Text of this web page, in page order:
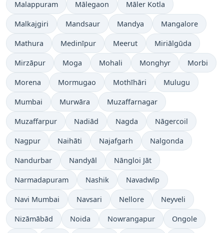
Malappuram Mālegaon Māler Kotla
Malkajgiri Mandsaur Mandya Mangalore
Mathura Medinīpur Meerut Miriālgūda
Mirzāpur Moga Mohali Monghyr Morbi
Morena Mormugao Mothīhāri Mulugu
Mumbai Murwāra Muzaffarnagar
Muzaffarpur Nadiād Nagda Nāgercoil
Nagpur Naihāti Najafgarh Nalgonda
Nandurbar Nandyāl Nāngloi Jāt
Narmadapuram Nashik Navadwīp
Navi Mumbai Navsari Nellore Neyveli
Nizāmābād Noida Nowrangapur Ongole